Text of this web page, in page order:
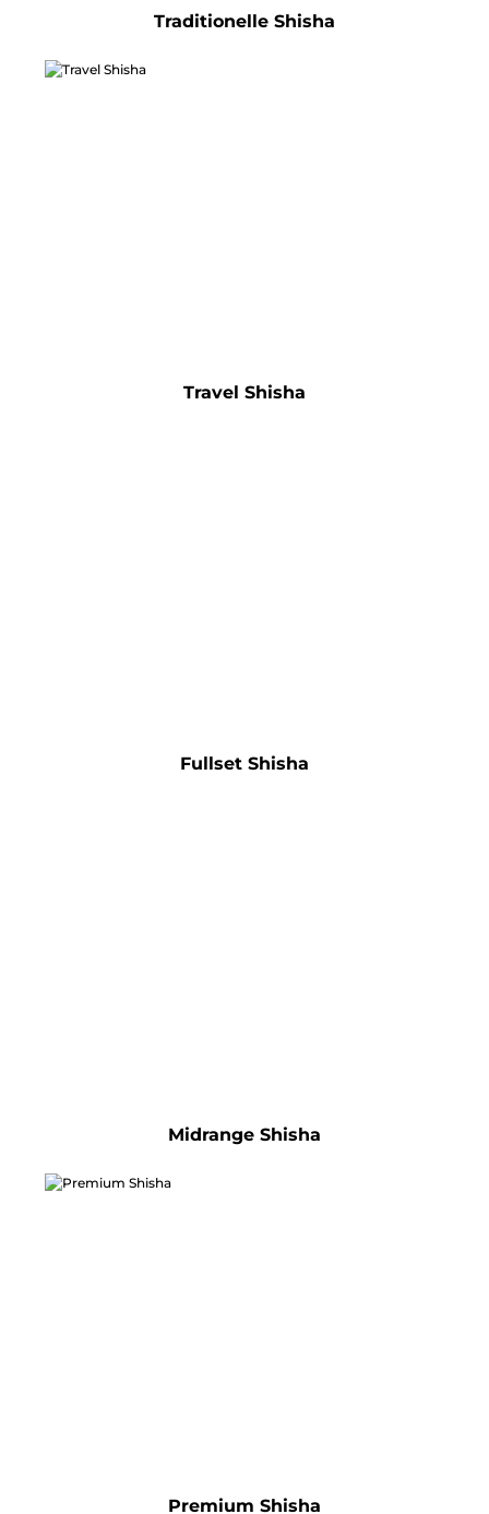
Traditionelle Shisha
Travel Shisha
Fullset Shisha
Midrange Shisha
Premium Shisha